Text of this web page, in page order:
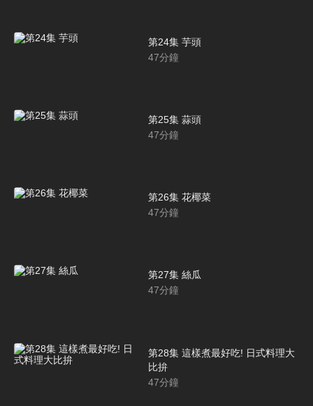
第24集 芋頭
47分鐘
第25集 蒜頭
47分鐘
第26集 花椰菜
47分鐘
第27集 絲瓜
47分鐘
第28集 這樣煮最好吃! 日式料理大
比拚
47分鐘